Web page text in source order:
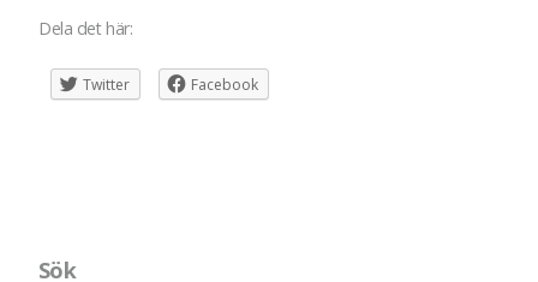
Dela det här:
Twitter Facebook
Sök